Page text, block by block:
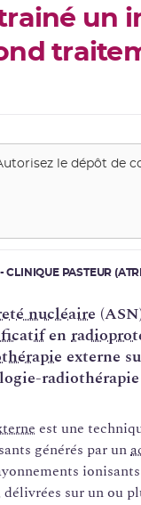
un
le dépôt de
CLINIQUE PASTEUR
nucléaire
en
externe
est une
générés par un
sur un ou